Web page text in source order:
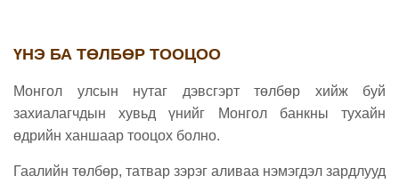
ҮНЭ БА ТӨЛБӨР ТООЦОО
Монгол улсын нутаг дэвсгэрт төлбөр хийж буй
захиалагчдын хувьд үнийг Монгол банкны тухайн
өдрийн ханшаар тооцох болно.
Гаалийн төлбөр, татвар зэрэг аливаа нэмэгдэл зардлууд